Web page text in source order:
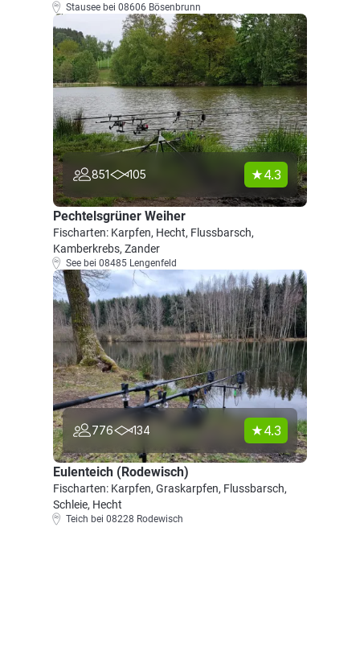
Stausee bei 08606 Bösenbrunn
851 105 4.3
Pechtelsgrüner Weiher
Fischarten: Karpfen, Hecht, Flussbarsch,
Kamberkrebs, Zander
See bei 08485 Lengenfeld
776 134 4.3
Eulenteich (Rodewisch)
Fischarten: Karpfen, Graskarpfen, Flussbarsch,
Schleie, Hecht
Teich bei 08228 Rodewisch